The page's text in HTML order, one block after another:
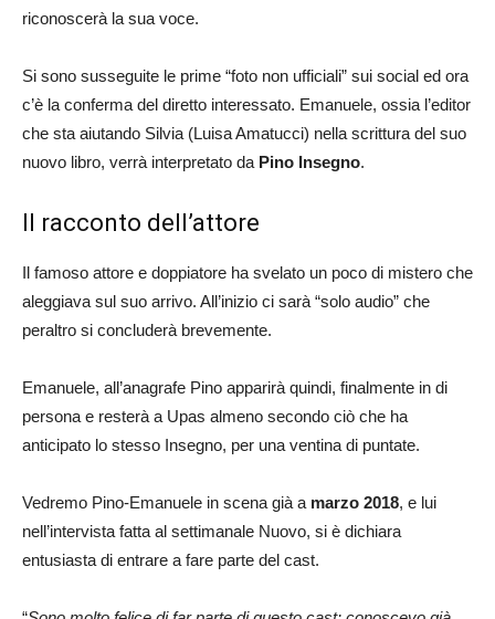
riconoscerà la sua voce.
Si sono susseguite le prime “foto non ufficiali” sui social ed ora
c’è la conferma del diretto interessato. Emanuele, ossia l’editor
che sta aiutando Silvia (Luisa Amatucci) nella scrittura del suo
nuovo libro, verrà interpretato da Pino Insegno.
Il racconto dell’attore
Il famoso attore e doppiatore ha svelato un poco di mistero che
aleggiava sul suo arrivo. All’inizio ci sarà “solo audio” che
peraltro si concluderà brevemente.
Emanuele, all’anagrafe Pino apparirà quindi, finalmente in di
persona e resterà a Upas almeno secondo ciò che ha
anticipato lo stesso Insegno, per una ventina di puntate.
Vedremo Pino-Emanuele in scena già a marzo 2018, e lui
nell’intervista fatta al settimanale Nuovo, si è dichiara
entusiasta di entrare a fare parte del cast.